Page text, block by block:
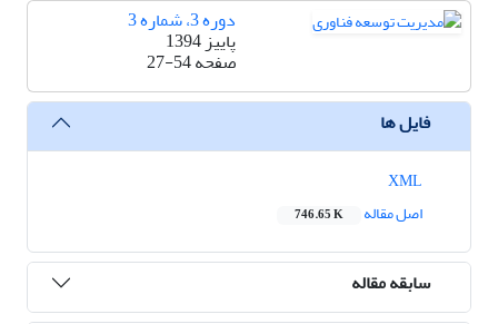
دوره 3، شماره 3
پاییز 1394
صفحه27-54
فایل ها
اصل مقاله
746.65 K
سابقه مقاله